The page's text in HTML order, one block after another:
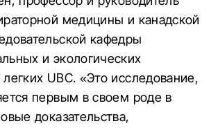
медицины и канадской
кафедры
и экологических
UBC. «Это исследование,
первым в своем роде в
доказательства,